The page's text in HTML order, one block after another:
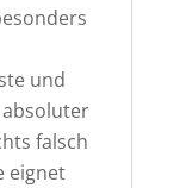
und
falsch
eignet